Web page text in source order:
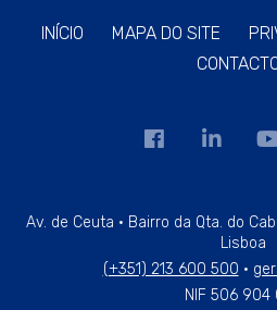
INÍCIO MAPA DO SITE
Link
página
de
Facebook
Link
de
Av. de Ceuta · Bairro da Qta. do
Lisboa
(+351) 213 600 500 ·
NIF 506 904